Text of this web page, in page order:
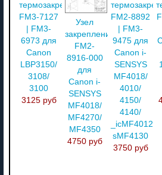
термозакрепления
FM3-7127
| FM3-
6973 для
Canon
LBP3150/
3108/
3100
3125 руб
Узел
закрепления
FM2-
8916-000
для
Canon i-
SENSYS
MF4018/
MF4270/
MF4350
4750 руб
FM2-8892
| FM3-
9475 для
Canon i-
SENSYS
MF4018/
4010/
4150/
4140/
_icMF4012/
sMF4130
3750 руб